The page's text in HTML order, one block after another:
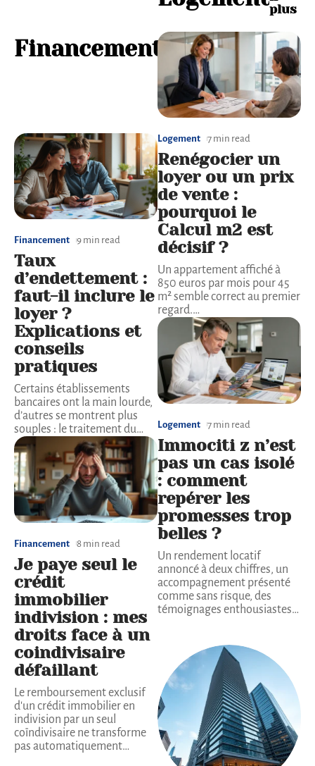
Financement
a
o
p
l
u
s
Financement 9 min read
Taux
d’endettement :
faut-il inclure le
loyer ?
Explications et
conseils
pratiques
Certains établissements
bancaires ont la main lourde,
d’autres se montrent plus
souples : le traitement du…
Financement 8 min read
Je paye seul le
crédit
immobilier
indivision : mes
droits face à un
coindivisaire
défaillant
Le remboursement exclusif
d'un crédit immobilier en
indivision par un seul
coïndivisaire ne transforme
pas automatiquement…
plus
Logement 7 min read
Renégocier un
loyer ou un prix
de vente :
pourquoi le
Calcul m2 est
décisif ?
Un appartement affiché à
850 euros par mois pour 45
m² semble correct au premier
regard.…
Logement 7 min read
Immociti z n’est
pas un cas isolé
: comment
repérer les
promesses trop
belles ?
Un rendement locatif
annoncé à deux chiffres, un
accompagnement présenté
comme sans risque, des
témoignages enthousiastes…